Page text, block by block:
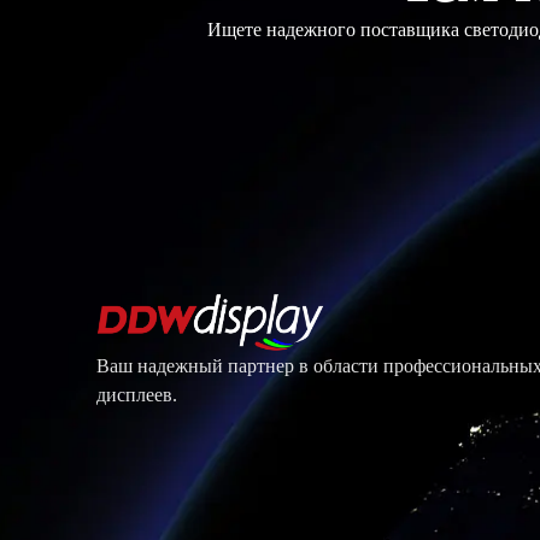
Ищете надежного поставщика
Ваш надежный партнер в области
дисплеев.